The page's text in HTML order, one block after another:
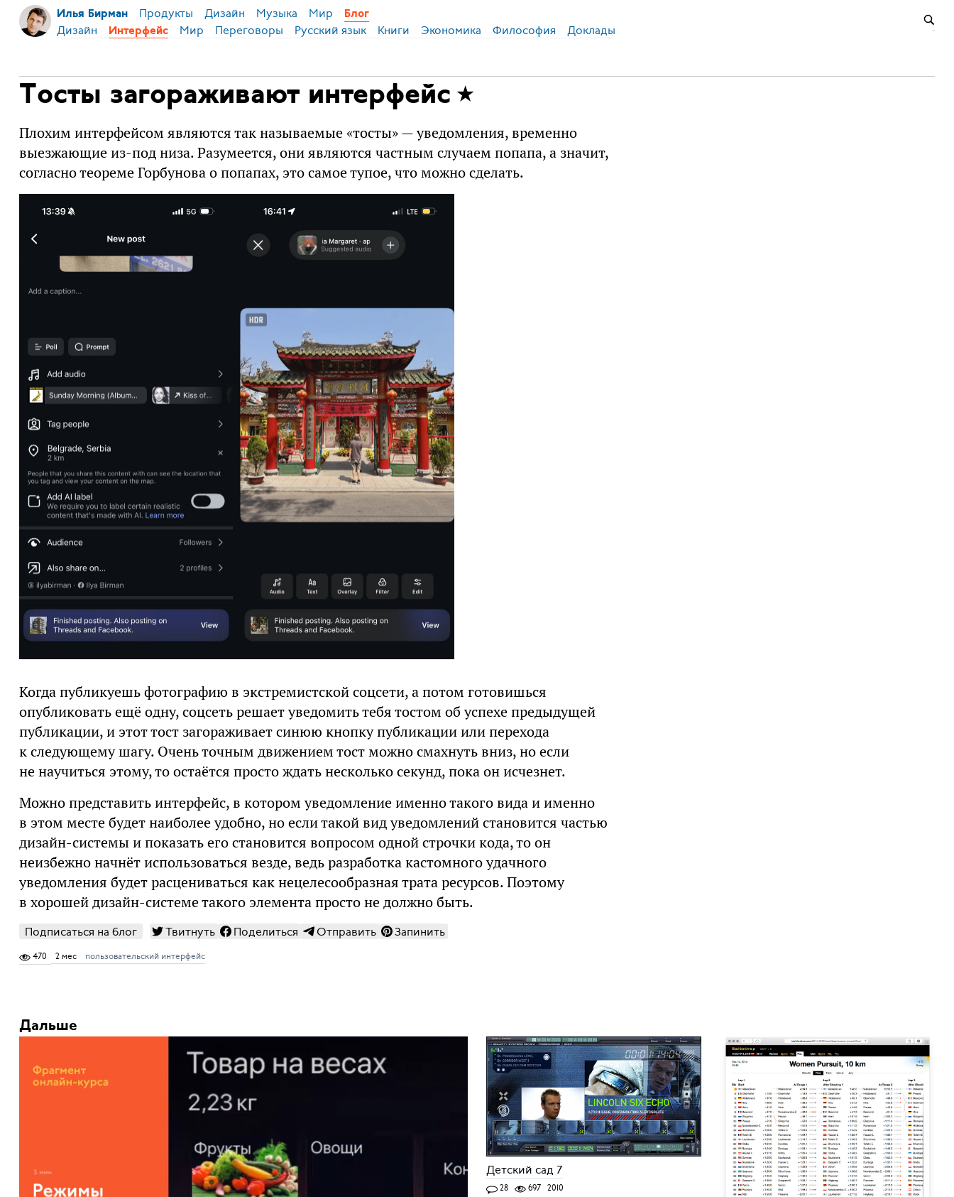
Илья Бирман Продукты Дизайн Музыка Мир Блог
Дизайн Интерфейс Мир Переговоры Русский язык Книги Экономика Философия Доклады
Тосты загораживают интерфейс
Плохим интерфейсом являются так называемые «тосты» — уведомления, временно
выезжающие из-под низа. Разумеется, они являются частным случаем попапа, а значит,
согласно теореме Горбунова о попапах, это самое тупое, что можно сделать.
Когда публикуешь фотографию в экстремистской соцсети, а потом готовишься
опубликовать ещё одну, соцсеть решает уведомить тебя тостом об успехе предыдущей
публикации, и этот тост загораживает синюю кнопку публикации или перехода
к следующему шагу. Очень точным движением тост можно смахнуть вниз, но если
не научиться этому, то остаётся просто ждать несколько секунд, пока он исчезнет.
Можно представить интерфейс, в котором уведомление именно такого вида и именно
в этом месте будет наиболее удобно, но если такой вид уведомлений становится частью
дизайн-системы и показать его становится вопросом одной строчки кода, то он
неизбежно начнёт использоваться везде, ведь разработка кастомного удачного
уведомления будет расцениваться как нецелесообразная трата ресурсов. Поэтому
в хорошей дизайн-системе такого элемента просто не должно быть.
Подписаться на блог Твитнуть Поделиться Отправить Запинить
470 2 мес пользовательский интерфейс
Дальше
Детский сад 7
28 697 2010